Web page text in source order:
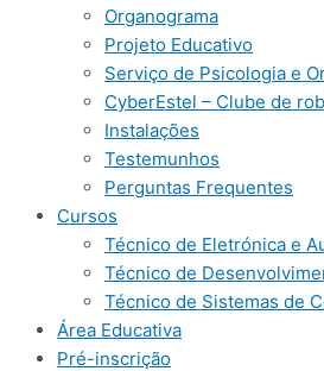
Organograma
Projeto Educativo
Serviço de Psicologia e
CyberEstel – Clube de
Instalações
Testemunhos
Perguntas Frequentes
Cursos
Técnico de Eletrónica e
Técnico de
Técnico de Sistemas de
Área Educativa
Pré-inscrição​